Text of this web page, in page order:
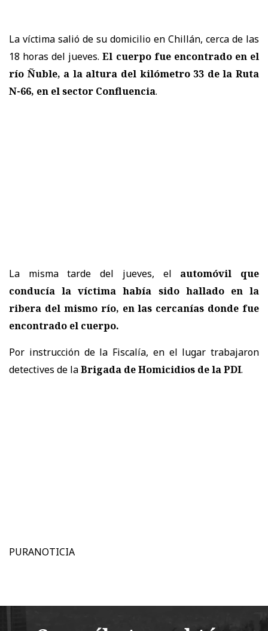
La víctima salió de su domicilio en Chillán, cerca de las
18 horas del jueves.El cuerpo fue encontrado en el
río Ñuble, a la altura del kilómetro 33 de la Ruta
N-66, en elsector Confluencia.
La misma tarde del jueves, el automóvil que
conducía la víctima había sido hallado en la
ribera del mismo río, en las cercanías donde fue
encontrado el cuerpo.
Por instrucción de la Fiscalía, en el lugar trabajaron
detectives de laBrigada de Homicidios de la PDI.
PURANOTICIA